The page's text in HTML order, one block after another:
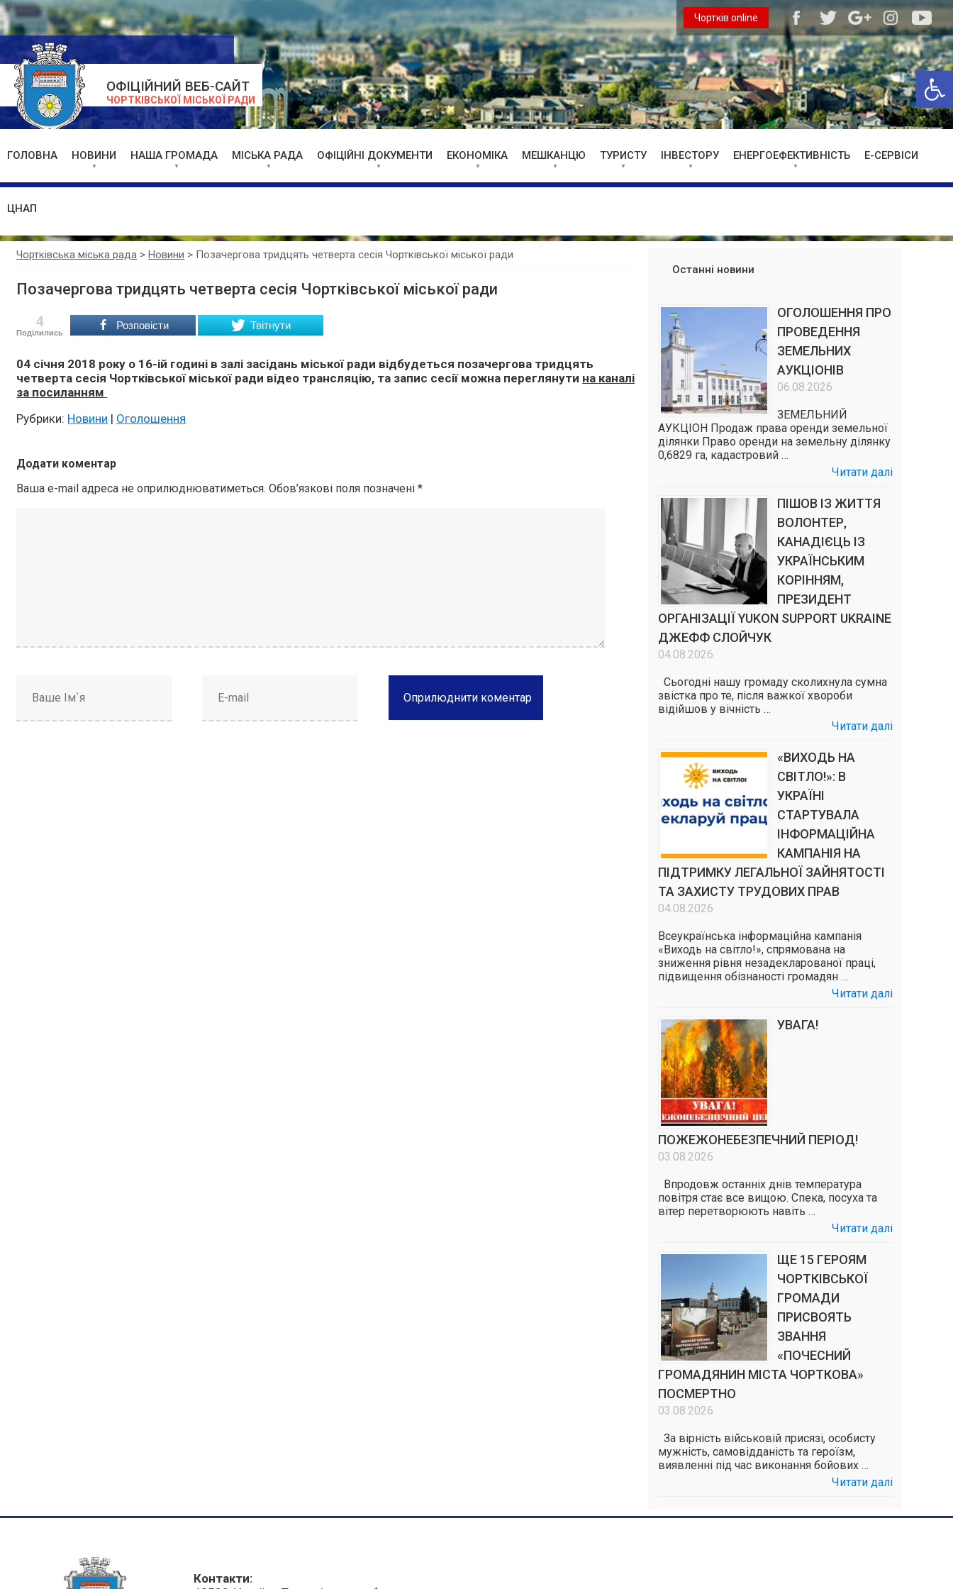
ОФІЦІЙНИЙ ВЕБ-САЙТ
ЧОРТКІВСЬКОЇ МІСЬКОЇ РАДИ
Чортків online
ГОЛОВНА НОВИНИ НАША ГРОМАДА МІСЬКА РАДА ОФІЦІЙНІ ДОКУМЕНТИ ЕКОНОМІКА МЕШКАНЦЮ ТУРИСТУ ІНВЕСТОРУ ЕНЕРГОЕФЕКТИВНІСТЬ Е-СЕРВІСИ
ЦНАП
Чортківська міська рада >Новини > Позачергова тридцять четверта сесія Чортківської міської ради
Позачергова тридцять четверта сесія Чортківської міської ради
4
Поділились
Розповісти Твітнути
04 січня 2018 року о 16-ій годині в залі засідань міської ради відбудеться позачергова тридцять
четверта сесія Чортківської міської ради відео трансляцію, та запис сесії можна переглянути на каналі
за посиланням
Рубрики: Новини | Оголошення
Додати коментар
Ваша e-mail адреса не оприлюднюватиметься. Обов’язкові поля позначені*
Останні новини
ОГОЛОШЕННЯ ПРО
ПРОВЕДЕННЯ
ЗЕМЕЛЬНИХ
АУКЦІОНІВ
06.08.2026
ЗЕМЕЛЬНИЙ
АУКЦІОН Продаж права оренди земельної
ділянки Право оренди на земельну ділянку
0,6829 га, кадастровий …
Читати далі
ПІШОВ ІЗ ЖИТТЯ
ВОЛОНТЕР,
КАНАДІЄЦЬ ІЗ
УКРАЇНСЬКИМ
КОРІННЯМ,
ПРЕЗИДЕНТ
ОРГАНІЗАЦІЇ YUKON SUPPORT UKRAINE
ДЖЕФФ СЛОЙЧУК
04.08.2026
Сьогодні нашу громаду сколихнула сумна
звістка про те, після важкої хвороби
відійшов у вічність …
Читати далі
«ВИХОДЬ НА
СВІТЛО!»: В
УКРАЇНІ
СТАРТУВАЛА
ІНФОРМАЦІЙНА
КАМПАНІЯ НА
ПІДТРИМКУ ЛЕГАЛЬНОЇ ЗАЙНЯТОСТІ
ТА ЗАХИСТУ ТРУДОВИХ ПРАВ
04.08.2026
Всеукраїнська інформаційна кампанія
«Виходь на світло!», спрямована на
зниження рівня незадекларованої праці,
підвищення обізнаності громадян …
Читати далі
УВАГА!
ПОЖЕЖОНЕБЕЗПЕЧНИЙ ПЕРІОД!
03.08.2026
Впродовж останніх днів температура
повітря стає все вищою. Спека, посуха та
вітер перетворюють навіть …
Читати далі
ЩЕ 15 ГЕРОЯМ
ЧОРТКІВСЬКОЇ
ГРОМАДИ
ПРИСВОЯТЬ
ЗВАННЯ
«ПОЧЕСНИЙ
ГРОМАДЯНИН МІСТА ЧОРТКОВА»
ПОСМЕРТНО
03.08.2026
За вірність військовій присязі, особисту
мужність, самовідданість та героїзм,
виявленні під час виконання бойових …
Читати далі
Контакти: